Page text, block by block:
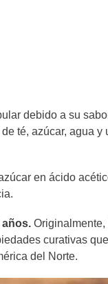
debido a su
té, azúcar, agua
en ácido
años. Originalmente,
curativas
del Norte.